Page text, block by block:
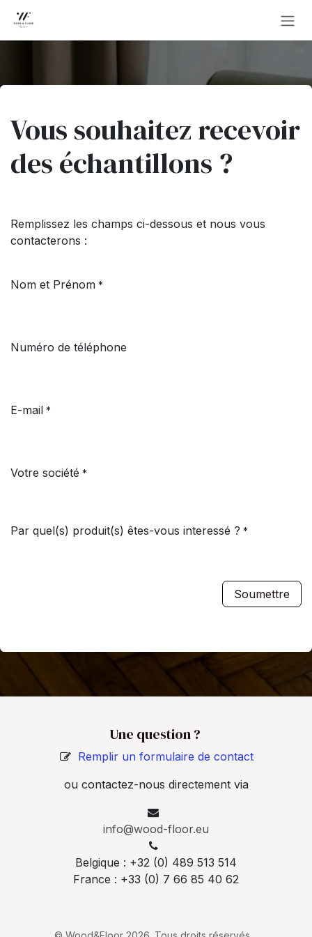
Vous souhaitez recevoir
des échantillons ?
Remplissez les champs ci-dessous et nous vous
contacterons :
Nom et Prénom *
Numéro de téléphone
E-mail *
Votre société *
Par quel(s) produit(s) êtes-vous interessé ? *
Soumettre
Une question ?
Remplir un formulaire de contact
ou contactez-nous directement via
info@wood-floor.eu
Belgique : +32 (0) 489 513 514
France : +33 (0) 7 66 85 40 62